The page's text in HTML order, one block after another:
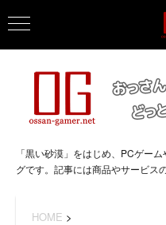
「黒い砂漠」をはじめ、PCゲー
グです。記事には商品やサービス
HOME >